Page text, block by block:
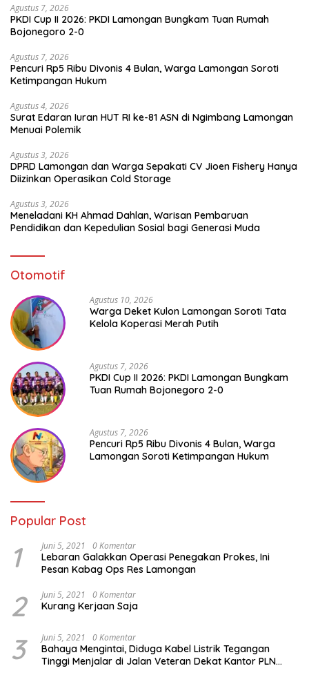
Agustus 7, 2026
PKDI Cup II 2026: PKDI Lamongan Bungkam Tuan Rumah
Bojonegoro 2-0
Agustus 7, 2026
Pencuri Rp5 Ribu Divonis 4 Bulan, Warga Lamongan Soroti
Ketimpangan Hukum
Agustus 4, 2026
Surat Edaran Iuran HUT RI ke-81 ASN di Ngimbang Lamongan
Menuai Polemik
Agustus 3, 2026
DPRD Lamongan dan Warga Sepakati CV Jioen Fishery Hanya
Diizinkan Operasikan Cold Storage
Agustus 3, 2026
Meneladani KH Ahmad Dahlan, Warisan Pembaruan
Pendidikan dan Kepedulian Sosial bagi Generasi Muda
Otomotif
Agustus 10, 2026
Warga Deket Kulon Lamongan Soroti Tata
Kelola Koperasi Merah Putih
Agustus 7, 2026
PKDI Cup II 2026: PKDI Lamongan Bungkam
Tuan Rumah Bojonegoro 2-0
Agustus 7, 2026
Pencuri Rp5 Ribu Divonis 4 Bulan, Warga
Lamongan Soroti Ketimpangan Hukum
Popular Post
1 Juni 5, 2021 0 Komentar
Lebaran Galakkan Operasi Penegakan Prokes, Ini
Pesan Kabag Ops Res Lamongan
2 Juni 5, 2021 0 Komentar
Kurang Kerjaan Saja
3 Juni 5, 2021 0 Komentar
Bahaya Mengintai, Diduga Kabel Listrik Tegangan
Tinggi Menjalar di Jalan Veteran Dekat Kantor PLN